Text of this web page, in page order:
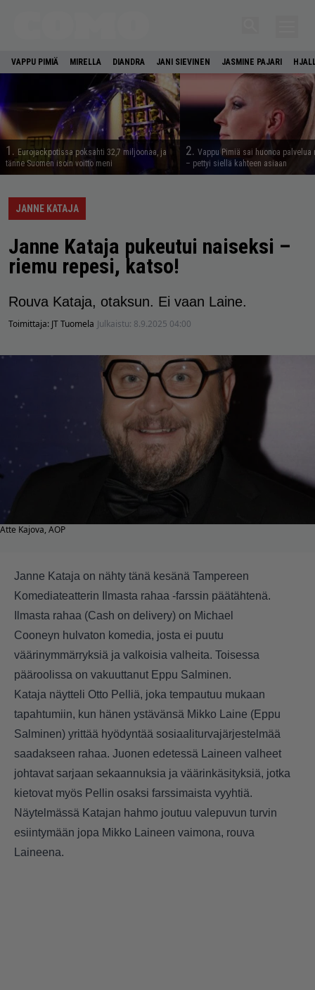
VAPPU PIMIÄ MIRELLA DIANDRA JANI SIEVINEN JASMINE PAJARI
1. Eurojackpotissa poksahti 32,7 miljoonaa, ja
tänne Suomen isoin voitto meni
2. Vappu Pimiä sai huonoa palvelua
– pettyi siellä kahteen asiaan
JANNE KATAJA
Janne Kataja pukeutui naiseksi –
riemu repesi, katso!
Rouva Kataja, otaksun. Ei vaan Laine.
Toimittaja: JT Tuomela Julkaistu: 8.9.2025 04:00
Atte Kajova, AOP
Janne Kataja on nähty tänä kesänä Tampereen
Komediateatterin Ilmasta rahaa -farssin päätähtenä.
Ilmasta rahaa (Cash on delivery) on Michael
Cooneyn hulvaton komedia, josta ei puutu
väärinymmärryksiä ja valkoisia valheita. Toisessa
pääroolissa on vakuuttanut Eppu Salminen.
Kataja näytteli Otto Pelliä, joka tempautuu mukaan
tapahtumiin, kun hänen ystävänsä Mikko Laine (Eppu
Salminen) yrittää hyödyntää sosiaaliturvajärjestelmää
saadakseen rahaa. Juonen edetessä Laineen valheet
johtavat sarjaan sekaannuksia ja väärinkäsityksiä, jotka
kietovat myös Pellin osaksi farssimaista vyyhtiä.
Näytelmässä Katajan hahmo joutuu valepuvun turvin
esiintymään jopa Mikko Laineen vaimona, rouva
Laineena.